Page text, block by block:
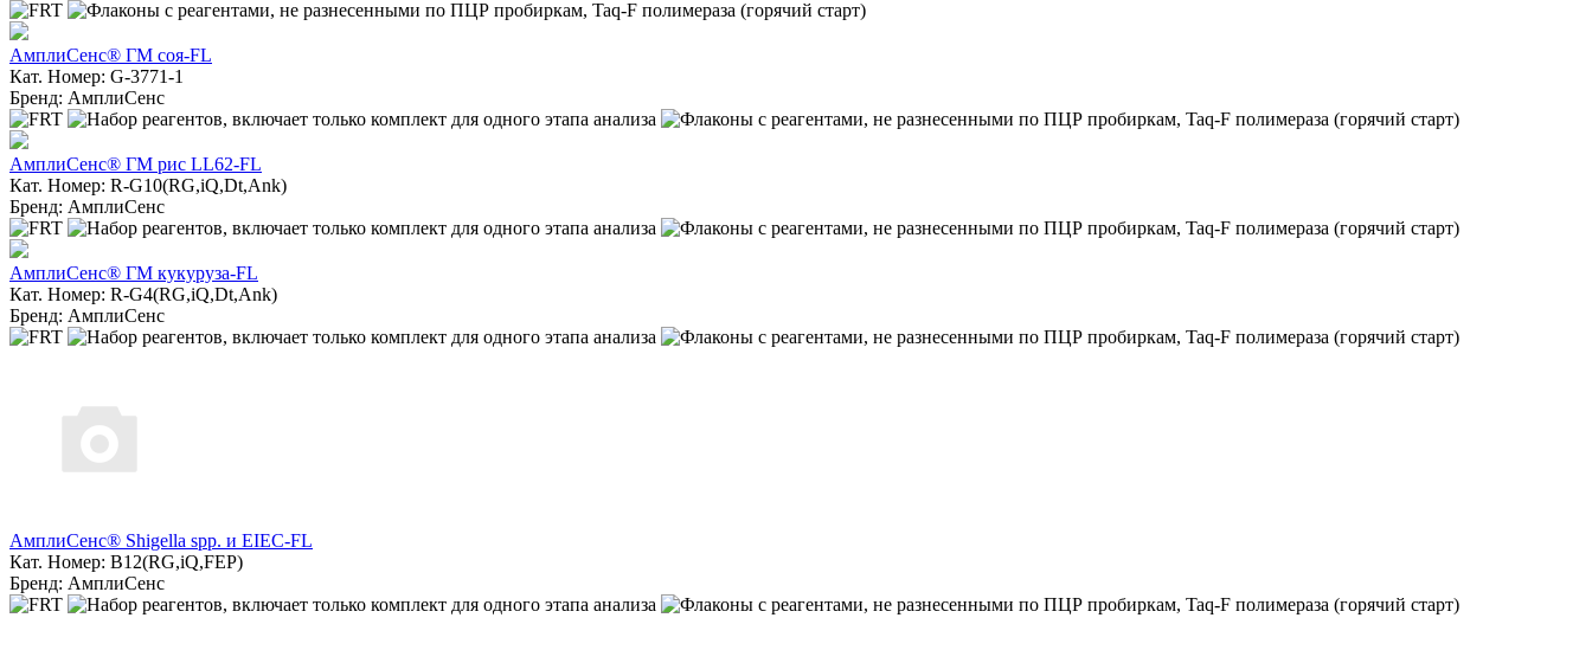
АмплиСенс® ГМ соя-FL
Кат. Номер: G-3771-1
Бренд: АмплиСенс
АмплиСенс® ГМ рис LL62-FL
Кат. Номер: R-G10(RG,iQ,Dt,Ank)
Бренд: АмплиСенс
АмплиСенс® ГМ кукуруза-FL
Кат. Номер: R-G4(RG,iQ,Dt,Ank)
Бренд: АмплиСенс
АмплиСенс® Shigella spp. и EIEC-FL
Кат. Номер: B12(RG,iQ,FEP)
Бренд: АмплиСенс